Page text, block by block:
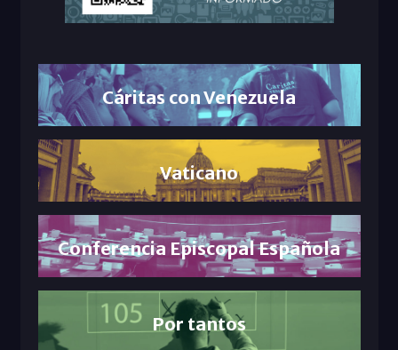
Cáritas con Venezuela
Vaticano
Conferencia Episcopal Española
Por tantos